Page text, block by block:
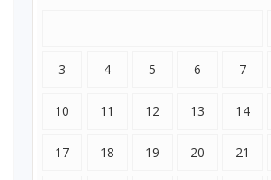
3 4 5 6 7
10 11 12 13 14
17 18 19 20 21